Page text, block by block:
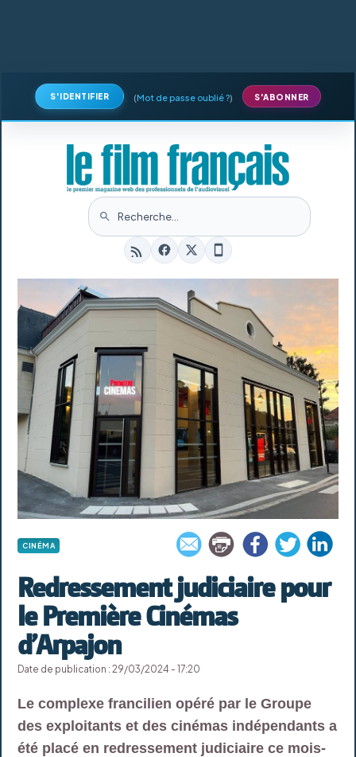
S'IDENTIFIER (Mot de passe oublié ?) S'ABONNER
CINÉMA
Redressement judiciaire pour
le Première Cinémas
d’Arpajon
Date de publication : 29/03/2024 - 17:20
Le complexe francilien opéré par le Groupe
des exploitants et des cinémas indépendants a
été placé en redressement judiciaire ce mois-